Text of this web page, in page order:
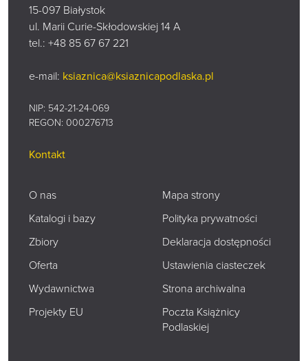
15-097 Białystok
ul. Marii Curie-Skłodowskiej 14 A
tel.: +48 85 67 67 221
e-mail: ksiaznica@ksiaznicapodlaska.pl
NIP: 542-21-24-069
REGON: 000276713
Kontakt
O nas
Katalogi i bazy
Zbiory
Oferta
Wydawnictwa
Projekty EU
Mapa strony
Polityka prywatności
Deklaracja dostępności
Ustawienia ciasteczek
Strona archiwalna
Poczta Książnicy
Podlaskiej